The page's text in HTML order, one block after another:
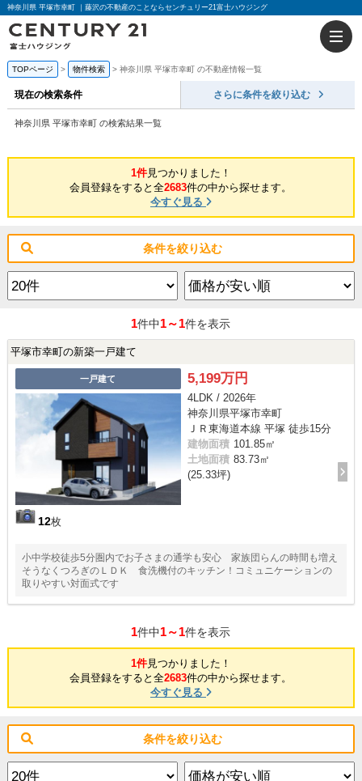
神奈川県 平塚市幸町 ｜藤沢の不動産のことならセンチュリー21富士ハウジング
TOPページ 物件検索 神奈川県 平塚市幸町 の不動産情報一覧
現在の検索条件 さらに条件を絞り込む
神奈川県 平塚市幸町 の検索結果一覧
1件見つかりました！
会員登録をすると全2683件の中から探せます。
今すぐ見る
条件を絞り込む
1件中1～1件を表示
平塚市幸町の新築一戸建て
一戸建て
12枚
5,199万円
4LDK / 2026年
神奈川県平塚市幸町
ＪＲ東海道本線 平塚 徒歩15分
建物面積 101.85㎡
土地面積 83.73㎡
(25.33坪)
小中学校徒歩5分圏内でお子さまの通学も安心 家族団らんの時間も増え
そうなくつろぎのＬＤＫ 食洗機付のキッチン！コミュニケーションの
取りやすい対面式です
1件中1～1件を表示
1件見つかりました！
会員登録をすると全2683件の中から探せます。
今すぐ見る
条件を絞り込む